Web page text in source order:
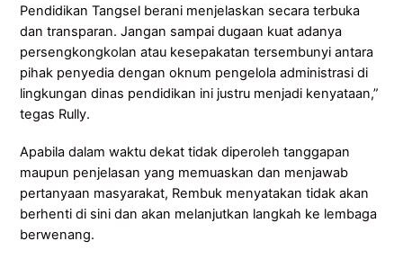
Pendidikan Tangsel berani menjelaskan secara terbuka
dan transparan. Jangan sampai dugaan kuat adanya
persengkongkolan atau kesepakatan tersembunyi antara
pihak penyedia dengan oknum pengelola administrasi di
lingkungan dinas pendidikan ini justru menjadi kenyataan,”
tegas Rully.
Apabila dalam waktu dekat tidak diperoleh tanggapan
maupun penjelasan yang memuaskan dan menjawab
pertanyaan masyarakat, Rembuk menyatakan tidak akan
berhenti di sini dan akan melanjutkan langkah ke lembaga
berwenang.